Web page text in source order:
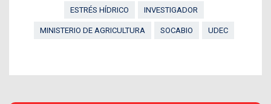
ESTRÉS HÍDRICO INVESTIGADOR
MINISTERIO DE AGRICULTURA SOCABIO UDEC